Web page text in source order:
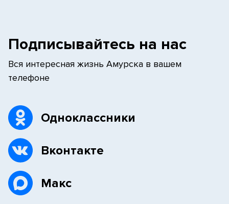
Подписывайтесь на нас
Вся интересная жизнь Амурска в вашем
телефоне
Одноклассники
Вконтакте
Макс